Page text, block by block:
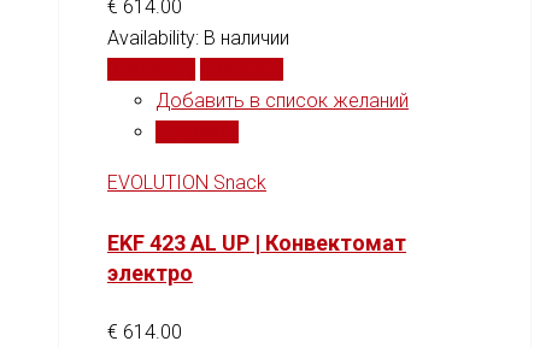
€ 614.00
Availability: В наличии
Добавить в список желаний
EVOLUTION Snack
EKF 423 AL UP | Конвектомат
электро
€ 614.00